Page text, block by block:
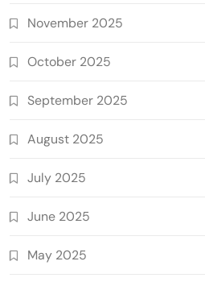
November 2025
October 2025
September 2025
August 2025
July 2025
June 2025
May 2025